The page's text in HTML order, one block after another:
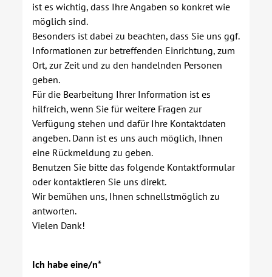
Suche
Kontakt
AWO BB Süd
ist es wichtig, dass Ihre Angaben so konkret wie
möglich sind.
Besonders ist dabei zu beachten, dass Sie uns ggf.
Informationen zur betreffenden Einrichtung, zum
Ort, zur Zeit und zu den handelnden Personen
geben.
Für die Bearbeitung Ihrer Information ist es
hilfreich, wenn Sie für weitere Fragen zur
Verfügung stehen und dafür Ihre Kontaktdaten
angeben. Dann ist es uns auch möglich, Ihnen
eine Rückmeldung zu geben.
Benutzen Sie bitte das folgende Kontaktformular
oder kontaktieren Sie uns direkt.
Wir bemühen uns, Ihnen schnellstmöglich zu
antworten.
Vielen Dank!
Ich habe eine/n*